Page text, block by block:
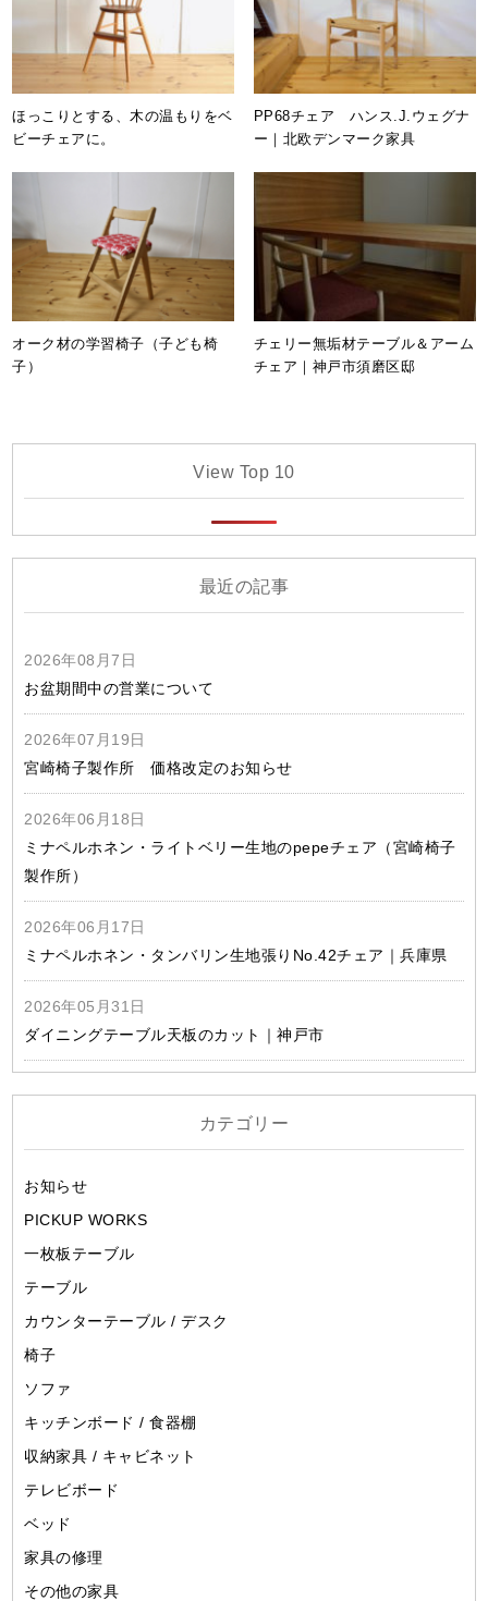
ほっこりとする、木の温もりをベ
ビーチェアに。
PP68チェア ハンス.J.ウェグナ
ー｜北欧デンマーク家具
オーク材の学習椅子（子ども椅
子）
チェリー無垢材テーブル＆アーム
チェア｜神戸市須磨区邸
View Top 10
最近の記事
2026年08月7日
お盆期間中の営業について
2026年07月19日
宮崎椅子製作所 価格改定のお知らせ
2026年06月18日
ミナペルホネン・ライトベリー生地のpepeチェア（宮崎椅子
製作所）
2026年06月17日
ミナペルホネン・タンバリン生地張りNo.42チェア｜兵庫県
2026年05月31日
ダイニングテーブル天板のカット｜神戸市
カテゴリー
お知らせ
PICKUP WORKS
一枚板テーブル
テーブル
カウンターテーブル / デスク
椅子
ソファ
キッチンボード / 食器棚
収納家具 / キャビネット
テレビボード
ベッド
家具の修理
その他の家具